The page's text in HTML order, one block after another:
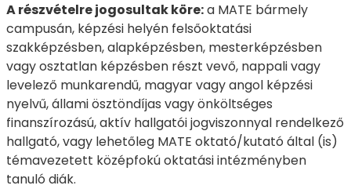
A részvételre jogosultak köre:a MATE bármely
campusán, képzési helyén felsőoktatási
szakképzésben, alapképzésben, mesterképzésben
vagy osztatlan képzésben részt vevő, nappali vagy
levelező munkarendű, magyar vagy angol képzési
nyelvű, állami ösztöndíjas vagy önköltséges
finanszírozású, aktív hallgatói jogviszonnyal rendelkező
hallgató, vagy lehetőleg MATE oktató/kutató által (is)
témavezetett középfokú oktatási intézményben
tanuló diák.